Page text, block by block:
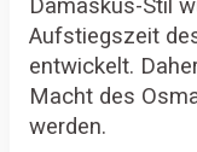
Damaskus-Stil
Aufstiegszeit
entwickelt.
Macht des
werden.